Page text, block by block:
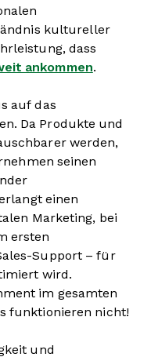
kultureller
dass
ankommen.
auf das
Da Produkte und
werden,
seinen
einen
Marketing, bei
ersten
Support – für
wird.
im gesamten
funktionieren nicht!
und